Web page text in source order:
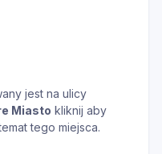
jest na ulicy
Miasto kliknij aby
tego miejsca.